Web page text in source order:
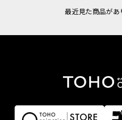
最近見た商品があ